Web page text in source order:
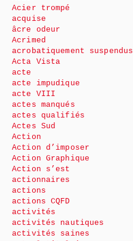
Acier trompé
acquise
âcre odeur
Acrimed
acrobatiquement suspendus
Acta Vista
acte
acte impudique
acte VIII
actes manqués
actes qualifiés
Actes Sud
Action
Action d’imposer
Action Graphique
Action s’est
actionnaires
actions
actions CQFD
activités
activités nautiques
activités saines